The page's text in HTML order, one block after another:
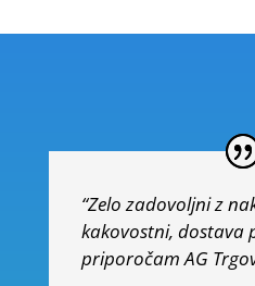
“Zelo zadovoljni z
kakovostni, dostava
priporočam AG